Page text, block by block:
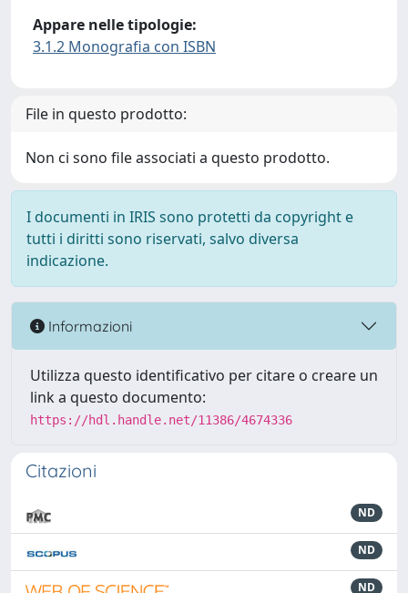
Appare nelle tipologie:
3.1.2 Monografia con ISBN
File in questo prodotto:
Non ci sono file associati a questo prodotto.
I documenti in IRIS sono protetti da copyright e
tutti i diritti sono riservati, salvo diversa
indicazione.
Informazioni
Utilizza questo identificativo per citare o creare un
link a questo documento:
https://hdl.handle.net/11386/4674336
Citazioni
ND
ND
ND